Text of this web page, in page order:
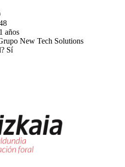
años
New Tech Solutions
Sí